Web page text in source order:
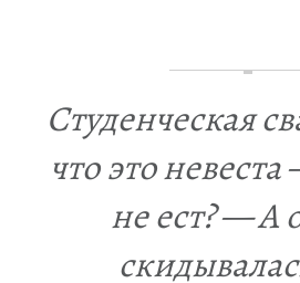
Cтуденческая
что это
не ест?— А